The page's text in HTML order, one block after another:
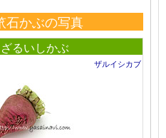
石かぶの写真
るいしかぶ
ザルイシカブ